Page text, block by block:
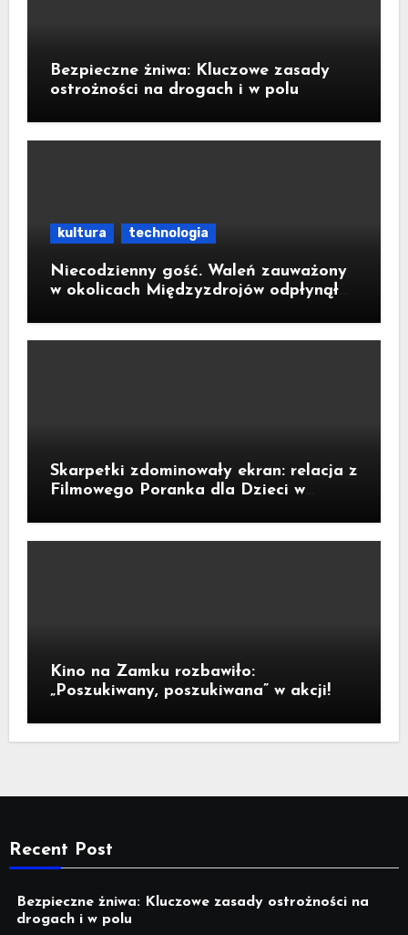
Bezpieczne żniwa: Kluczowe zasady
ostrożności na drogach i w polu
kultura technologia
Niecodzienny gość. Waleń zauważony
w okolicach Międzyzdrojów odpłynął
Skarpetki zdominowały ekran: relacja z
Filmowego Poranka dla Dzieci w
Kino na Zamku rozbawiło:
„Poszukiwany, poszukiwana” w akcji!
Recent Post
Bezpieczne żniwa: Kluczowe zasady ostrożności na
drogach i w polu